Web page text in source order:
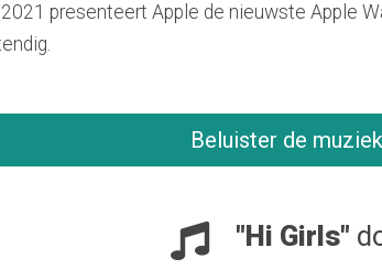
2021 presenteert Apple de nieuwste Apple
Beluister de
"Hi Girls"